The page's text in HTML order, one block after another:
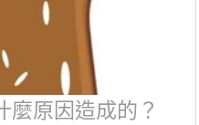
麼原因造成的？